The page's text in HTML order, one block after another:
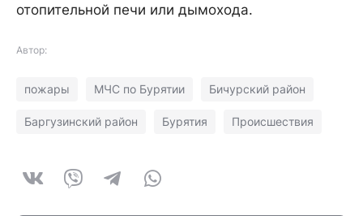
отопительной печи или дымохода.
Автор:
пожары МЧС по Бурятии Бичурский район
Баргузинский район Бурятия Происшествия